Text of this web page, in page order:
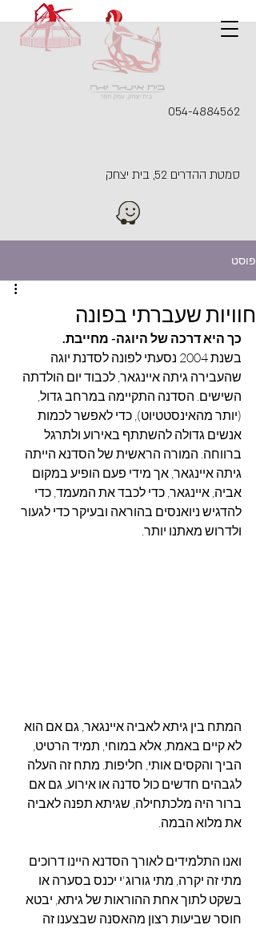
054-4884562
סמטת ההדרים 52, בית יצחק
פוסט
חוויות שעברתי בפונה
כך היא דרכה של היוגה- מחייבת.
בשנת 2004 נסעתי לפונה לסדנת יוגה
שהעבירה גיתה איינגאר, לכבוד יום הולדתה
השישים. הסדנה התקיימה במרחב גדול,
(יותר מהאינסטטיוט), כדי לאפשר לכמות
אנשים גדולה להשתתף באירוע ולתרגל
ברווחה. המורה הראשית של הסדנא הייתה
גיתה איינגאר, אך מידי פעם הופיע במקום
אביה, איינגאר, כדי לכבד את המעמד, כדי
להדגיש ניואנסים בהוראה ובעיקר כדי לגעור
ולדרוש מאתנו יותר.
המתח בין גיתא לאביה איינגאר, גם אם הוא
לא קיים באמת, אלא במוחי, תמיד הרטיט,
הביך והקסים אותי, חליפות. מתח זה העלה
לגבהים חדשים כול סדנה או אירוע, גם אם
ברור היה מלכתחילה, שגיתא תפנה לאביה
את מלוא הבמה.
ואנו התלמידים לאורך הסדנא היינו דרוכים
מתי זה יקרה, מתי גורוג'י יכנס בסערה או
בשקט לתוך אחת ההוראות של גיתא, יבטא
חוסר שביעות רצון מהאסנה שבצענו זה